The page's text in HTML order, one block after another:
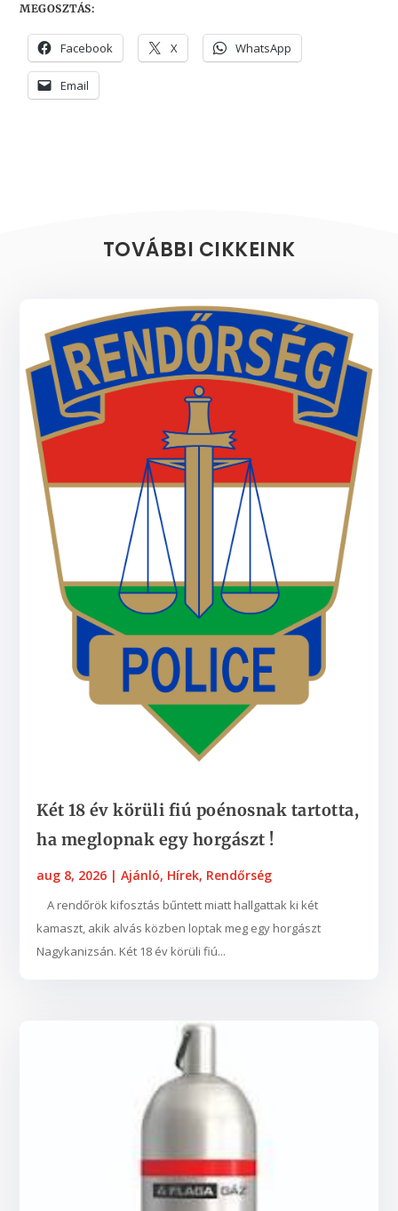
MEGOSZTÁS:
Facebook X WhatsApp
Email
TOVÁBBI CIKKEINK
Két 18 év körüli fiú poénosnak tartotta,
ha meglopnak egy horgászt !
aug 8, 2026 |Ajánló, Hírek, Rendőrség
A rendőrök kifosztás bűntett miatt hallgattak ki két
kamaszt, akik alvás közben loptak meg egy horgászt
Nagykanizsán. Két 18 év körüli fiú...